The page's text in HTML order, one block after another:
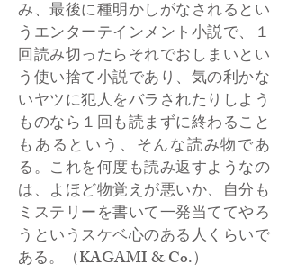
み、最後に種明かしがなされるとい
うエンターテインメント小説で、１
回読み切ったらそれでおしまいとい
う使い捨て小説であり、気の利かな
いヤツに犯人をバラされたりしよう
ものなら１回も読まずに終わること
もあるという、そんな読み物であ
る。これを何度も読み返すようなの
は、よほど物覚えが悪いか、自分も
ミステリーを書いて一発当ててやろ
うというスケベ心のある人くらいで
ある。（KAGAMI & Co.）